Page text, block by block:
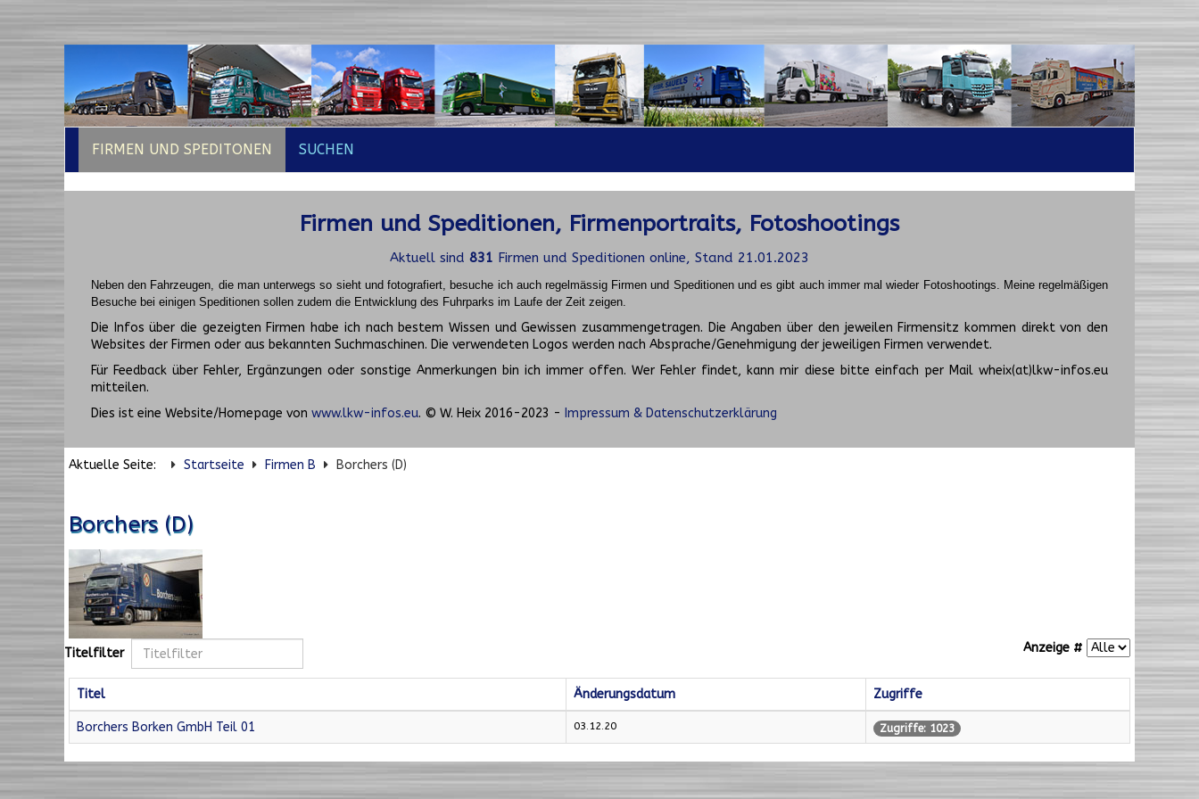
FIRMEN UND SPEDITONEN SUCHEN
Firmen und Speditionen, Firmenportraits, Fotoshootings
Aktuell sind 831 Firmen und Speditionen online, Stand 21.01.2023
Neben den Fahrzeugen, die man unterwegs so sieht und fotografiert, besuche ich auch regelmässig Firmen und Speditionen und es gibt auch immer mal wieder Fotoshootings. Meine regelmäßigen
Besuche bei einigen Speditionen sollen zudem die Entwicklung des Fuhrparks im Laufe der Zeit zeigen.
Die Infos über die gezeigten Firmen habe ich nach bestem Wissen und Gewissen zusammengetragen. Die Angaben über den jeweilen Firmensitz kommen direkt von den
Websites der Firmen oder aus bekannten Suchmaschinen. Die verwendeten Logos werden nach Absprache/Genehmigung der jeweiligen Firmen verwendet.
Für Feedback über Fehler, Ergänzungen oder sonstige Anmerkungen bin ich immer offen. Wer Fehler findet, kann mir diese bitte einfach per Mail wheix(at)lkw-infos.eu
mitteilen.
Dies ist eine Website/Homepage von www.lkw-infos.eu. © W. Heix 2016-2023 - Impressum & Datenschutzerklärung
Aktuelle Seite: Startseite Firmen B Borchers (D)
Borchers (D)
Titelfilter Anzeige #
Titel Änderungsdatum Zugriffe
Borchers Borken GmbH Teil 01 03.12.20 Zugriffe: 1023